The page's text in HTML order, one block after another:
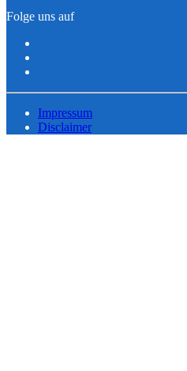
Folge uns auf
Impressum
Disclaimer